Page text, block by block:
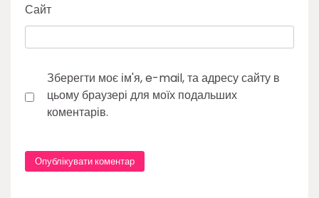
Сайт
Зберегти моє ім'я, e-mail, та адресу сайту в
цьому браузері для моїх подальших
коментарів.